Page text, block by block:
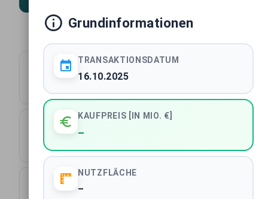
1033
Transaktionen gesamt
14.003 m²
Durchschnittliche Fläche
431
Grundinformationen
TRANSAKTIONSDATUM
16.10.2025
KAUFPREIS [IN MIO. €]
–
NUTZFLÄCHE
–